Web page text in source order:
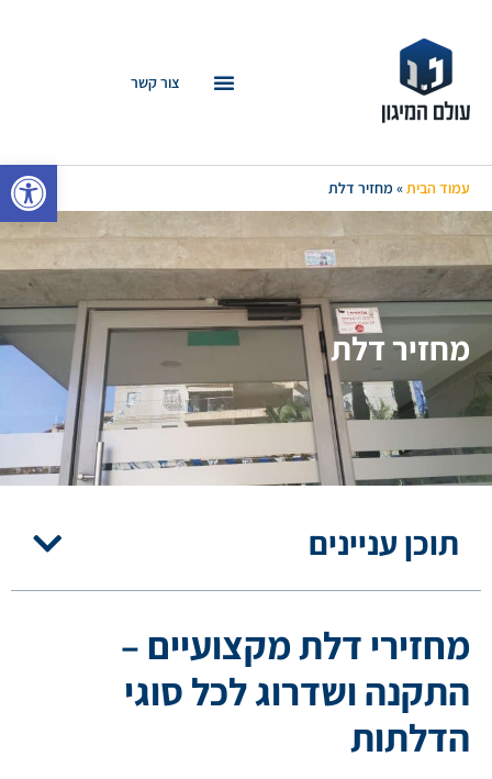
פתח
צור קשר
עמוד הבית» מחזיר דלת
מחזיר דלת
תוכן עניינים
מחזירי דלת מקצועיים –
התקנה ושדרוג לכל סוגי
הדלתות